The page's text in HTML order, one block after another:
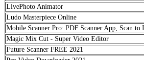
LivePhoto Animator
Ludo Masterpiece Online
Mobile Scanner Pro: PDF Scanner App, Scan to
Magic Mix Cut - Super Video Editor
Future Scanner FREE 2021